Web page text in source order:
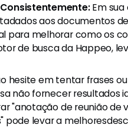
Em sua
aos documentos
para melhorar como os
de busca da Happeo,
hesite em tentar frases
não fornecer resultados
"anotação de reunião de
pode levar a